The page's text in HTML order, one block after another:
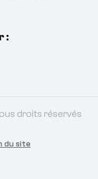
:
droits réservés
du site